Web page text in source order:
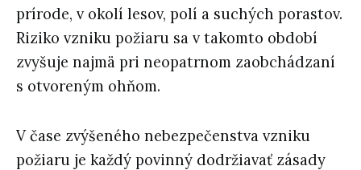
prírode, v okolí lesov, polí a suchých porastov.
Riziko vzniku požiaru sa v takomto období
zvyšuje najmä pri neopatrnom zaobchádzaní
s otvoreným ohňom.
V čase zvýšeného nebezpečenstva vzniku
požiaru je každý povinný dodržiavať zásady